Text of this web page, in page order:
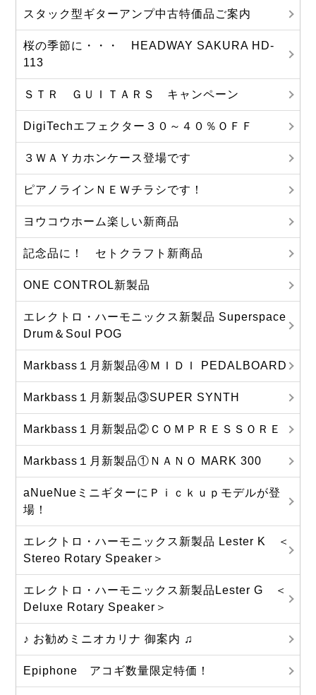
スタック型ギターアンプ中古特価品ご案内
桜の季節に・・・ HEADWAY SAKURA HD-
113
ＳＴＲ ＧＵＩＴＡＲＳ キャンペーン
DigiTechエフェクター３０～４０％ＯＦＦ
３ＷＡＹカホンケース登場です
ピアノラインＮＥＷチラシです！
ヨウコウホーム楽しい新商品
記念品に！ セトクラフト新商品
ONE CONTROL新製品
エレクトロ・ハーモニックス新製品 Superspace
Drum＆Soul POG
Markbass１月新製品④ＭＩＤＩ PEDALBOARD
Markbass１月新製品③SUPER SYNTH
Markbass１月新製品②ＣＯＭＰＲＥＳＳＯＲＥ
Markbass１月新製品①ＮＡＮＯ MARK 300
aNueNueミニギターにＰｉｃｋｕｐモデルが登
場！
エレクトロ・ハーモニックス新製品 Lester K ＜
Stereo Rotary Speaker＞
エレクトロ・ハーモニックス新製品Lester G ＜
Deluxe Rotary Speaker＞
♪ お勧めミニオカリナ 御案内 ♫
Epiphone アコギ数量限定特価！